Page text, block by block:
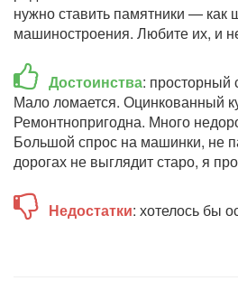
нужно ставить памятники — как
машиностроения. Любите их, и
Достоинства: просторный
Мало ломается. Оцинкованный
Ремонтнопригодна. Много
Большой спрос на машинки, не
дорогах не выглядит старо, я
Недостатки: хотелось бы